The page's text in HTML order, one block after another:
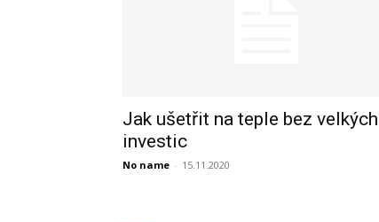
Jak ušetřit na teple bez velkých
investic
No name - 15.11.2020